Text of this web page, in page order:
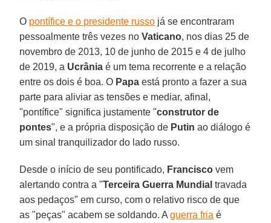
O pontífice e o presidente russo já se encontraram
pessoalmente três vezes noVaticano, nos dias 25 de
novembro de 2013, 10 de junho de 2015 e 4 de julho
de 2019, a Ucrânia é um tema recorrente e a relação
entre os dois é boa. O Papa está pronto a fazer a sua
parte para aliviar as tensões e mediar, afinal,
"pontífice" significa justamente "construtor de
pontes", e a própria disposição de Putin ao diálogo é
um sinal tranquilizador do lado russo.
Desde o início de seu pontificado, Francisco vem
alertando contra a "Terceira Guerra Mundial travada
aos pedaços" em curso, com o relativo risco de que
as "peças" acabem se soldando. Aguerra fria é